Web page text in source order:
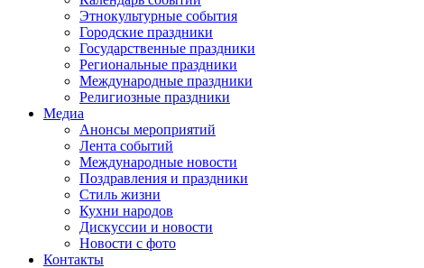
Этнокультурные события
Городские праздники
Государственные праздники
Региональные праздники
Международные праздники
Религиозные праздники
Медиа
Анонсы мероприятий
Лента событий
Международные новости
Поздравления и праздники
Cтиль жизни
Кухни народов
Дискуссии и новости
Новости с фото
Контакты